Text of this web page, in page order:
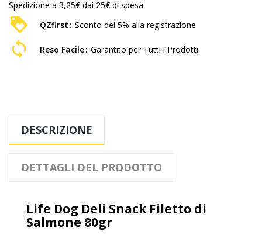
Spedizione a 3,25€ dai 25€ di spesa
QZfirst
Sconto del 5% alla registrazione
Reso Facile Garantito per Tutti i Prodotti
DESCRIZIONE
DETTAGLI DEL PRODOTTO
Life Dog Deli Snack Filetto di
Salmone 80gr